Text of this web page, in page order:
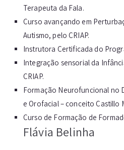
Terapeuta da Fala.
Curso avançando em
Autismo, pelo CRIAP.
Instrutora Certificada do
Integração sensorial da
CRIAP.
Formação Neurofuncional no
e Orofacial – conceito Castillo
Curso de Formação de
Flávia Belinha